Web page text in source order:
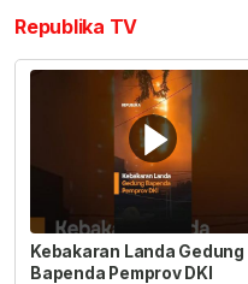
Republika TV
Kebakaran Landa Gedung
Bapenda Pemprov DKI